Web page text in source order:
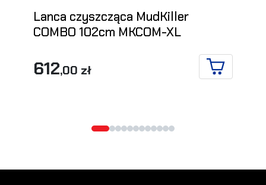
Lanca czyszcząca MudKiller
COMBO 102cm MKCOM-XL
612,00 zł
DO